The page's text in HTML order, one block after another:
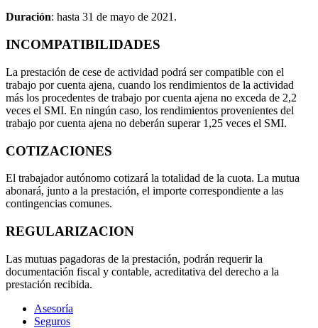
Duración: hasta 31 de mayo de 2021.
INCOMPATIBILIDADES
La prestación de cese de actividad podrá ser compatible con el
trabajo por cuenta ajena, cuando los rendimientos de la actividad
más los procedentes de trabajo por cuenta ajena no exceda de 2,2
veces el SMI. En ningún caso, los rendimientos provenientes del
trabajo por cuenta ajena no deberán superar 1,25 veces el SMI.
COTIZACIONES
El trabajador autónomo cotizará la totalidad de la cuota. La mutua
abonará, junto a la prestación, el importe correspondiente a las
contingencias comunes.
REGULARIZACION
Las mutuas pagadoras de la prestación, podrán requerir la
documentación fiscal y contable, acreditativa del derecho a la
prestación recibida.
Asesoría
Seguros